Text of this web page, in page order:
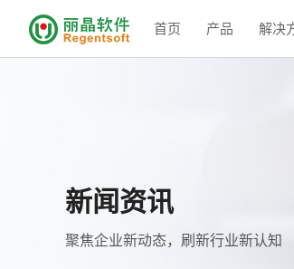
首页 产品 解决
新闻资讯
聚焦企业新动态，刷新行业新认知